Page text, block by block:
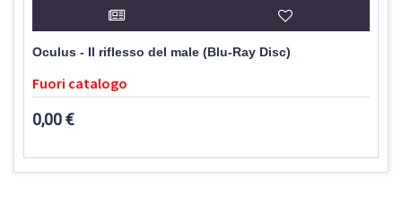
Oculus - Il riflesso del male (Blu-Ray Disc)
Fuori catalogo
0,00 €